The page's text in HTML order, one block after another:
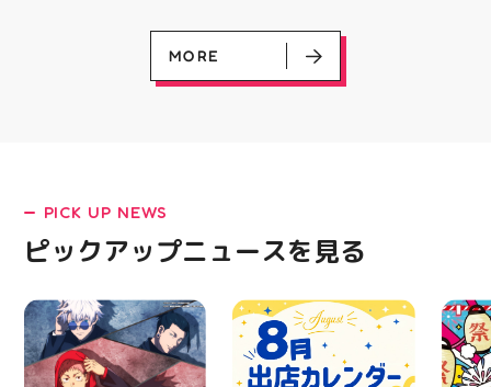
LATEST!
ピックアップニュース
MORE
PICK UP NEWS
ピックアップニュースを見る